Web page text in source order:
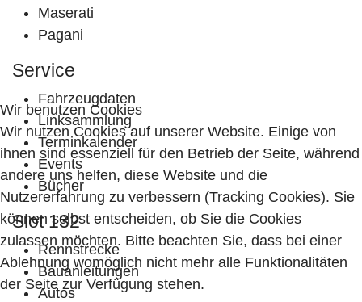
Maserati
Pagani
Service
Fahrzeugdaten
Linksammlung
Terminkalender
Events
Bücher
Slot 132
Rennstrecke
Bauanleitungen
Autos
Wir benutzen Cookies
Wir nutzen Cookies auf unserer Website. Einige von
ihnen sind essenziell für den Betrieb der Seite, während
andere uns helfen, diese Website und die
Nutzererfahrung zu verbessern (Tracking Cookies). Sie
können selbst entscheiden, ob Sie die Cookies
zulassen möchten. Bitte beachten Sie, dass bei einer
Ablehnung womöglich nicht mehr alle Funktionalitäten
der Seite zur Verfügung stehen.